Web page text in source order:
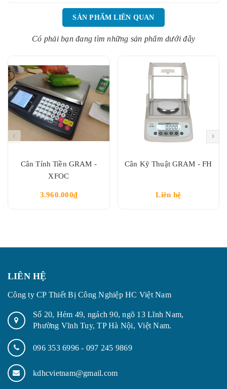
SẢN PHẨM LIÊN QUAN
Có phải bạn đang tìm những sản phẩm dưới đây
Cân Tính Tiền GRAM -
XFOC
3.960.000₫
Cân Kỹ Thuật GRAM - FH
Liên hệ
LIÊN HỆ
Công ty CP Thiết Bị Công Nghiệp HC Việt Nam
Số 20, Hẻm 49, ngách 90, ngõ 13 Lĩnh Nam,
Phường Vĩnh Tuy, TP Hà Nội, Việt Nam.
096 353 6996- 097 245 9869
kdhcvietnam@gmail.com